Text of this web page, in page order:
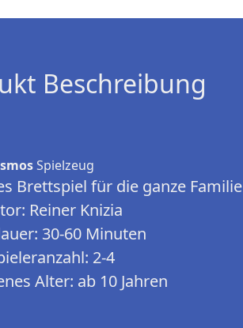
Beschreibung
Spielzeug
Brettspiel für die ganze Familie
Reiner Knizia
30-60 Minuten
2-4
Alter: ab 10 Jahren